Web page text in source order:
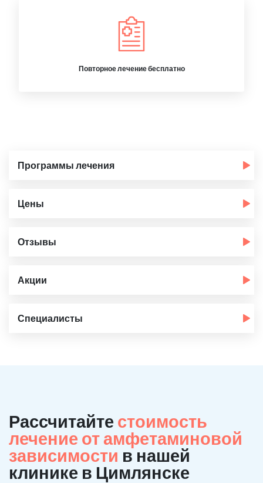
Повторное лечение бесплатно
Программы лечения
Цены
Отзывы
Акции
Специалисты
Рассчитайте стоимость
лечение от амфетаминовой
зависимости в нашей
клинике в Цимлянске